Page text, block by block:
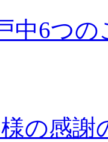
中6つ
の感謝